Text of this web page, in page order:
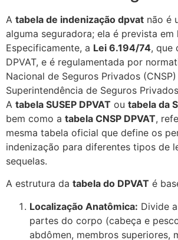
A tabela de indenização dpvat não é
alguma seguradora; ela é prevista em
Especificamente, a Lei 6.194/74, que
DPVAT, e é regulamentada por
Nacional de Seguros Privados
Superintendência de Seguros
A tabela SUSEP DPVAT ou tabela da
bem como a tabela CNSP DPVAT,
mesma tabela oficial que define os
indenização para diferentes tipos de
sequelas.
A estrutura da tabela do DPVAT é
Localização Anatômica: Divide
partes do corpo (cabeça e
abdômen, membros superiores,